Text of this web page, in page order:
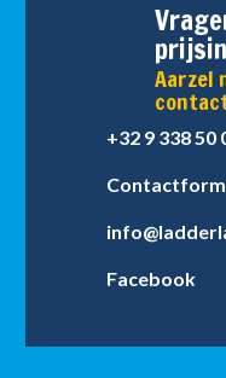
Aarzel
+32 9 338 50
Facebook